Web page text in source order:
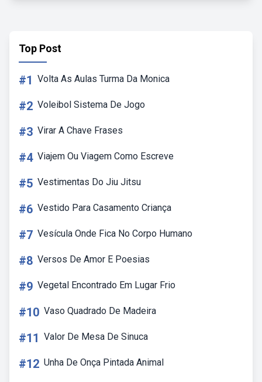
Top Post
#1 Volta As Aulas Turma Da Monica
#2 Voleibol Sistema De Jogo
#3 Virar A Chave Frases
#4 Viajem Ou Viagem Como Escreve
#5 Vestimentas Do Jiu Jitsu
#6 Vestido Para Casamento Criança
#7 Vesícula Onde Fica No Corpo Humano
#8 Versos De Amor E Poesias
#9 Vegetal Encontrado Em Lugar Frio
#10 Vaso Quadrado De Madeira
#11 Valor De Mesa De Sinuca
#12 Unha De Onça Pintada Animal